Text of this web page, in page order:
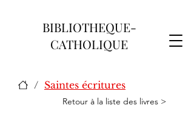
BIBLIOTHEQUE-
CATHOLIQUE
/ Saintes écritures
Retour à la liste des livres >